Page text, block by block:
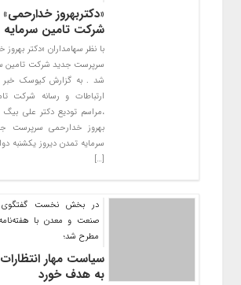
«دکتربهروز خدارحمی»
شرکت تامین
با نظر سهامداران «دکتر
سرپرست جدید شرکت تامین
شد . به گزارش کیوسک خبر
ارتباطات و رسانه شرکت
،مراسم تودیع دکتر علی بیگ
بهروز خدارحمی سرپرست
[…]
در بخش نخست گفتگوی
صنعت و معدن با
مطرح شد؛
سیاست مهار
به هدف خورد